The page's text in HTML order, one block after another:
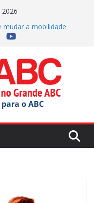
a mobilidade
da BRK em
Juventude com ações
no Batistini com
o ABC